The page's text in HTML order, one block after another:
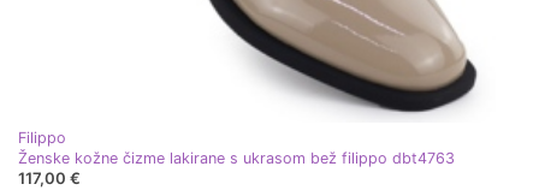
Filippo
Ženske kožne čizme lakirane s ukrasom bež filippo dbt4763
117,00 €